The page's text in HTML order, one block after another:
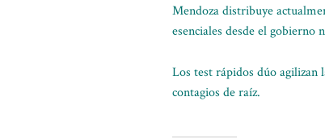
Mendoza distribuye
esenciales desde el gobierno
Los test rápidos dúo
contagios de raíz.